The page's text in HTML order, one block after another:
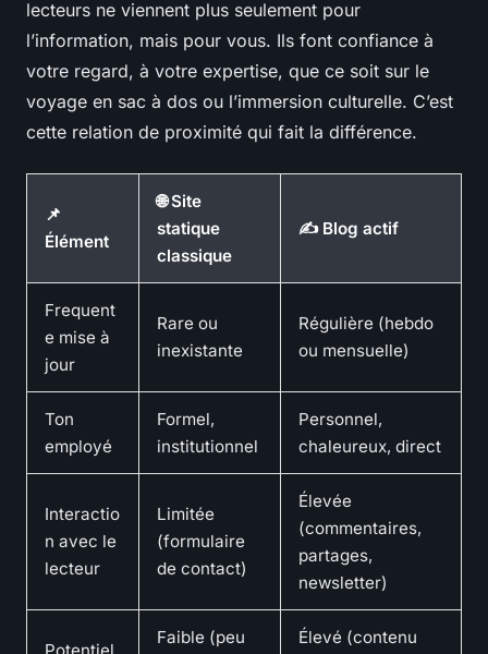
lecteurs ne viennent plus seulement pour
l’information, mais pour vous. Ils font confiance à
votre regard, à votre expertise, que ce soit sur le
voyage en sac à dos ou l’immersion culturelle. C’est
cette relation de proximité qui fait la différence.
📌
Élément
🌐 Site
statique
classique
✍️ Blog actif
Frequent
e mise à
jour
Rare ou
inexistante
Régulière (hebdo
ou mensuelle)
Ton
employé
Formel,
institutionnel
Personnel,
chaleureux, direct
Interactio
n avec le
lecteur
Limitée
(formulaire
de contact)
Élevée
(commentaires,
partages,
newsletter)
Potentiel
Faible (peu
Élevé (contenu